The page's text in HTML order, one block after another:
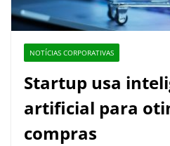
NOTÍCIAS CORPORATIVAS
Startup usa
artificial para
compras